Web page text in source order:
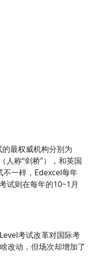
最权威机构分别为
人称“剑桥”），和英国
不一样，Edexcel每年
试则在每年的10~1月
考试改革对国际考
改动，但场次却增加了